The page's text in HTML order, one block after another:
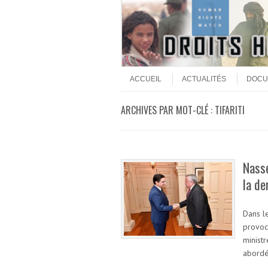
Menu
ACCUEIL
ACTUALITÉS
ARCHIVES PAR MOT-CLÉ : TIFARITI
la
Dans